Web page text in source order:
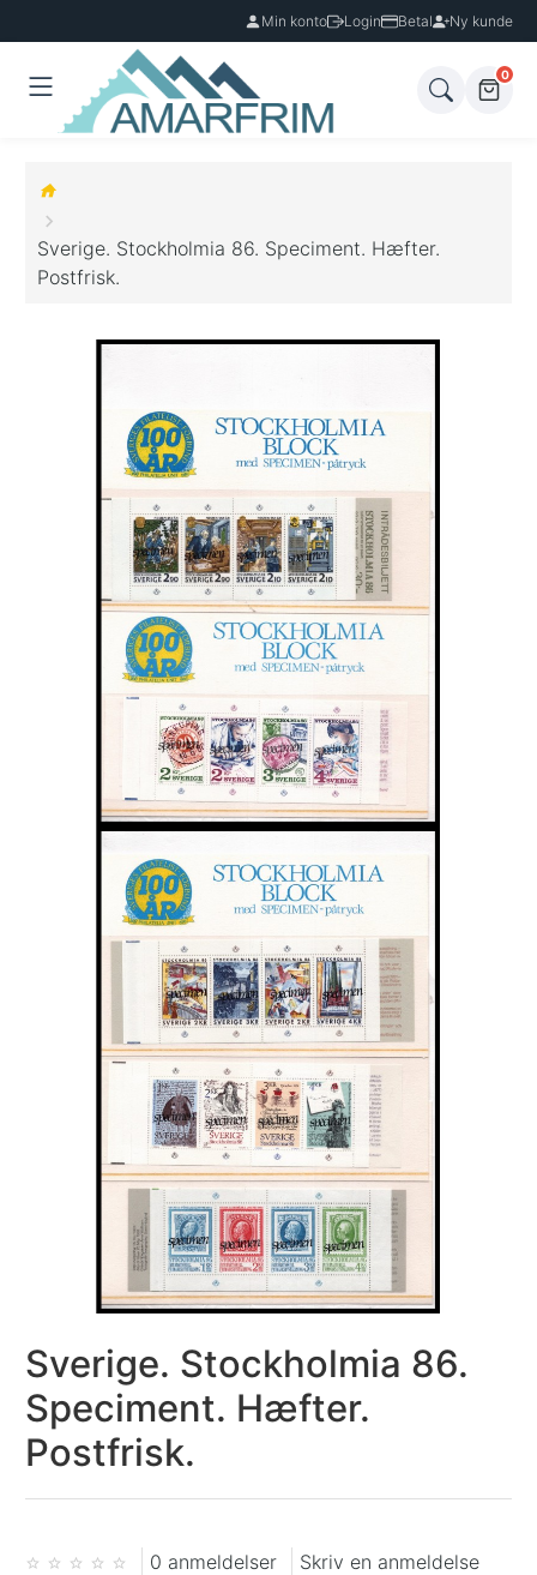
Min konto Login Betal Ny kunde
0
Sverige. Stockholmia 86. Speciment. Hæfter.
Postfrisk.
Sverige. Stockholmia 86.
Speciment. Hæfter.
Postfrisk.
0 anmeldelser Skriv en anmeldelse